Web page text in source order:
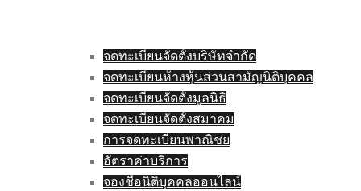
จดทะเบียนจัดตั้งบริษัทจำกัด
จดทะเบียนห้างหุ้นส่วนสามัญนิติบุคคล
จดทะเบียนจัดตั้งมูลนิธิ
จดทะเบียนจัดตั้งสมาคม
การจดทะเบียนพาณิชย
อัตราค่าบริการ
จองชื่อนิติบุคคลออนไลน์